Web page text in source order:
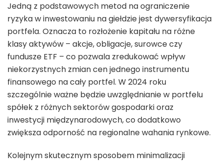
Jedną z podstawowych metod na ograniczenie
ryzyka w inwestowaniu na giełdzie jest dywersyfikacja
portfela. Oznacza to rozłożenie kapitału na różne
klasy aktywów – akcje, obligacje, surowce czy
fundusze ETF – co pozwala zredukować wpływ
niekorzystnych zmian cen jednego instrumentu
finansowego na cały portfel. W 2024 roku
szczególnie ważne będzie uwzględnianie w portfelu
spółek z różnych sektorów gospodarki oraz
inwestycji międzynarodowych, co dodatkowo
zwiększa odporność na regionalne wahania rynkowe.
Kolejnym skutecznym sposobem minimalizacji